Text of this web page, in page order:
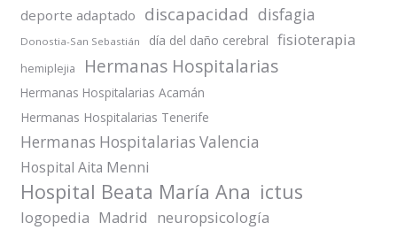
deporte adaptado discapacidad disfagia
Donostia-San Sebastián día del daño cerebral fisioterapia
hemiplejia Hermanas Hospitalarias
Hermanas Hospitalarias Acamán
Hermanas Hospitalarias Tenerife
Hermanas Hospitalarias Valencia
Hospital Aita Menni
Hospital Beata María Ana ictus
logopedia Madrid neuropsicología